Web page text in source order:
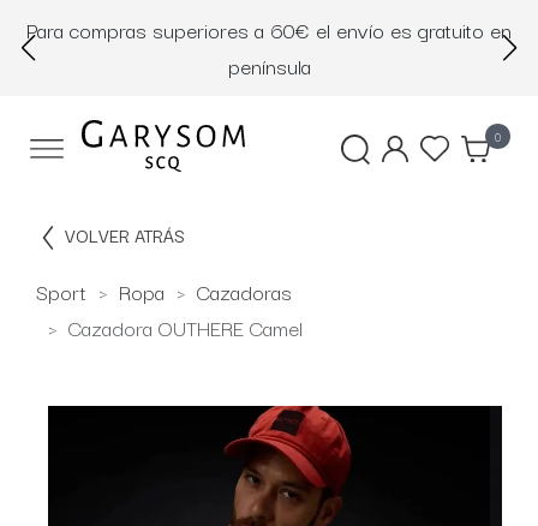
Para compras superiores a 60€ el envío es gratuito en
península
0
VOLVER ATRÁS
Sport Ropa
Cazadoras
Cazadora OUTHERE Camel